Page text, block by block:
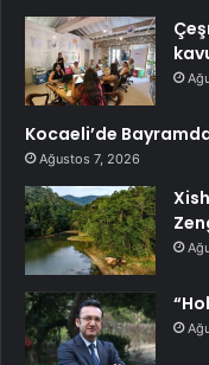
Kocaeli’de
Ağustos 7, 2026